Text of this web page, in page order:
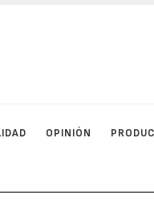
OPINIÓN